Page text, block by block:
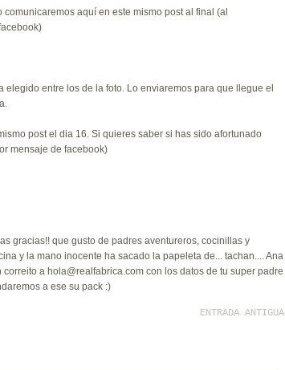
aquí en este mismo post al final (al
entre los de la foto. Lo enviaremos para que llegue el
post el dia 16. Si quieres saber si has sido afortunado
mensaje de facebook)
gracias!! que gusto de padres aventureros, cocinillas y
y la mano inocente ha sacado la papeleta de... tachan.... Ana
a hola@realfabrica.com con los datos de tu super padre
a ese su pack :)
ENTRADA ANTIGUA